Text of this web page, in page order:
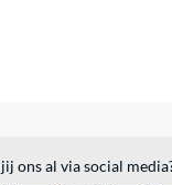
ons al via social